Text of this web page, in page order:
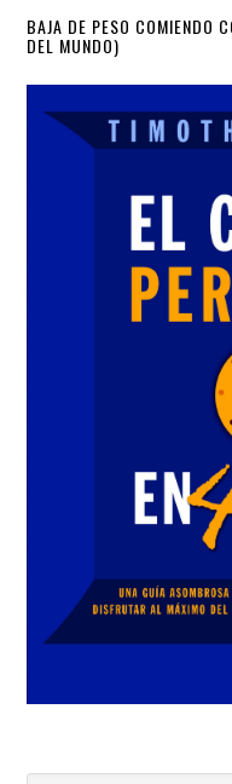
Primary
Sidebar
BAJA DE PESO COMIENDO
DEL MUNDO)